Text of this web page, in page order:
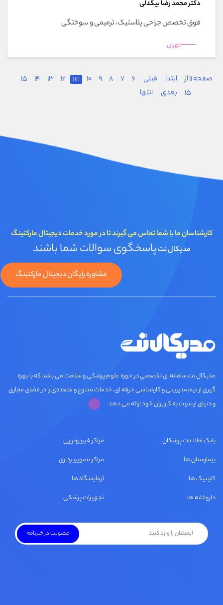
دکتر محمد رضا بیگدلی
فوق تخصص جراحی پلاستیک، ترمیمی و سوختگی
تهران
صفحه 11 از
15
ابتدا قبلی 6
7
8
9
10
[11]
12
13
14
15
بعدی
انتها
کارشناسان ما با شما تماس می گیرند تا در مورد خدمات دیجیتال مارکتینگ
مدیکال نتپاسخگوی سوالات شما باشند
مشاوره رایگان دیجیتال مارکتینگ
مديكال نت سامانه ای تخصصي در حوزه علوم پزشکی و سلامت می باشد که با بهره
گیری از تیم مدیریتی و کارشناسی حرفه ای، خدمات متنوع و متعددی را در فضای مجازی
و دنیای اینترنت به کاربران خود ارائه می دهد.
بانک اطلاعات پزشکان
بیمارستان ها
کلینیک ها
داروخانه ها
مراکز فیزیوتراپی
مراکز تصویربرداری
آزمایشگاه ها
تجهیزات پزشکی